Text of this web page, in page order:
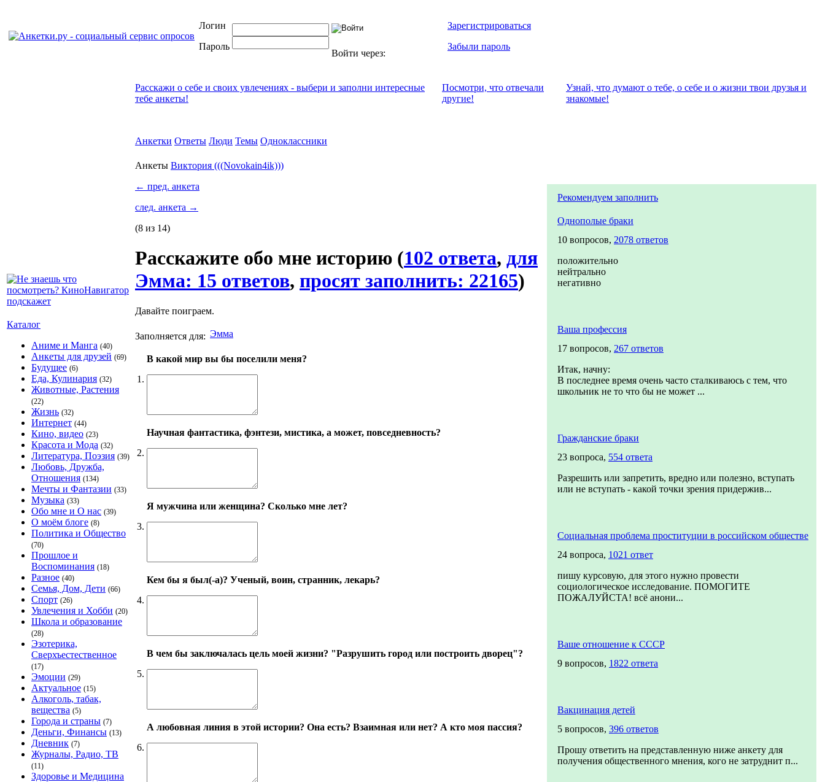
Логин
Пароль
Войти через:
Зарегистрироваться
Забыли пароль
Каталог
Аниме и Манга (40)
Анкеты для друзей (69)
Будущее (6)
Еда, Кулинария (32)
Животные, Растения
(22)
Жизнь (32)
Интернет (44)
Кино, видео (23)
Красота и Мода (32)
Литература, Поэзия (39)
Любовь, Дружба,
Отношения (134)
Мечты и Фантазии (33)
Музыка (33)
Обо мне и О нас (39)
О моём блоге (8)
Политика и Общество
(70)
Прошлое и
Воспоминания (18)
Разное (40)
Семья, Дом, Дети (66)
Спорт (26)
Увлечения и Хобби (20)
Школа и образование
(28)
Эзотерика,
Сверхъестественное
(17)
Эмоции (29)
Актуальное (15)
Алкоголь, табак,
вещества (5)
Города и страны (7)
Деньги, Финансы (13)
Дневник (7)
Журналы, Радио, ТВ
(11)
Здоровье и Медицина
Расскажи о себе и своих увлечениях - выбери и заполни интересные
тебе анкеты!
Посмотри, что отвeчали
другие!
Узнай, что думают о тебе, о себе и о жизни твои друзья и
знакомые!
Анкетки Ответы Люди Темы Одноклассники
Анкеты Виктория (((Novokain4ik)))
← пред. анкета
след. анкета →
(8 из 14)
Расскажите обо мне историю (102 ответа, для
Эмма: 15 ответов, просят заполнить: 22165)
Давайте поиграем.
Заполняется для: Эмма
1.
В какой мир вы бы поселили меня?
2.
Научная фантастика, фэнтези, мистика, а может, повседневность?
3.
Я мужчина или женщина? Сколько мне лет?
4.
Кем бы я был(-а)? Ученый, воин, странник, лекарь?
5.
В чем бы заключалась цель моей жизни? "Разрушить город или построить дворец"?
6.
А любовная линия в этой истории? Она есть? Взаимная или нет? А кто моя пассия?
Рекомендуем заполнить
Однополые браки
10 вопросов, 2078 ответов
положительно
нейтрально
негативно
Ваша профессия
17 вопросов, 267 ответов
Итак, начну:
В последнее время очень часто сталкиваюсь с тем, что
школьник не то что бы не может ...
Гражданские браки
23 вопроса, 554 ответа
Разрешить или запретить, вредно или полезно, вступать
или не вступать - какой точки зрения придержив...
Социальная проблема проституции в российском обществе
24 вопроса, 1021 ответ
пишу курсовую, для этого нужно провести
социологическое исследование. ПОМОГИТЕ
ПОЖАЛУЙСТА! всё анони...
Ваше отношение к СССР
9 вопросов, 1822 ответа
Вакцинация детей
5 вопросов, 396 ответов
Прошу ответить на представленную ниже анкету для
получения общественного мнения, кого не затруднит п...